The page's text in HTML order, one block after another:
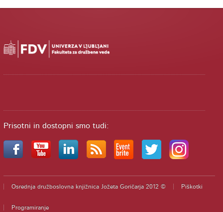
Prisotni in dostopni smo tudi:
Osrednja družboslovna knjižnica Jožeta Goričarja 2012 © Piškotki
Programiranje